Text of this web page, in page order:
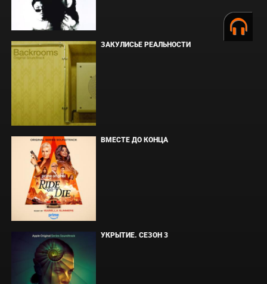
ЗАКУЛИСЬЕ РЕАЛЬНОСТИ
ВМЕСТЕ ДО КОНЦА
УКРЫТИЕ. СЕЗОН 3